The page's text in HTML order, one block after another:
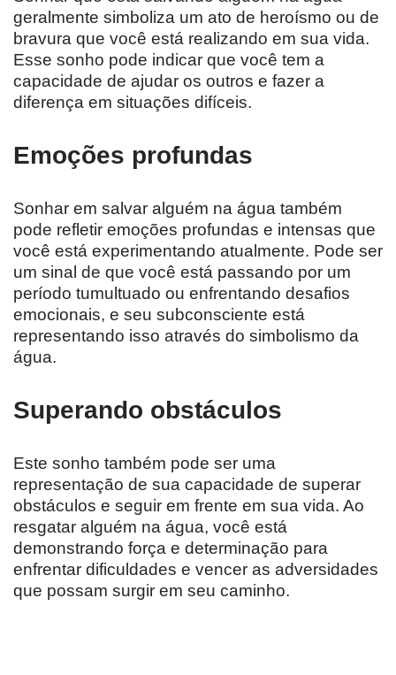
geralmente simboliza um ato de heroísmo ou de
bravura que você está realizando em sua vida.
Esse sonho pode indicar que você tem a
capacidade de ajudar os outros e fazer a
diferença em situações difíceis.
Emoções profundas
Sonhar em salvar alguém na água também
pode refletir emoções profundas e intensas que
você está experimentando atualmente. Pode ser
um sinal de que você está passando por um
período tumultuado ou enfrentando desafios
emocionais, e seu subconsciente está
representando isso através do simbolismo da
água.
Superando obstáculos
Este sonho também pode ser uma
representação de sua capacidade de superar
obstáculos e seguir em frente em sua vida. Ao
resgatar alguém na água, você está
demonstrando força e determinação para
enfrentar dificuldades e vencer as adversidades
que possam surgir em seu caminho.